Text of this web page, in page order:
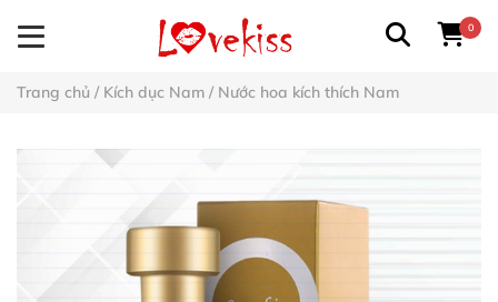
0
Trang chủ / Kích dục Nam / Nước hoa kích thích Nam